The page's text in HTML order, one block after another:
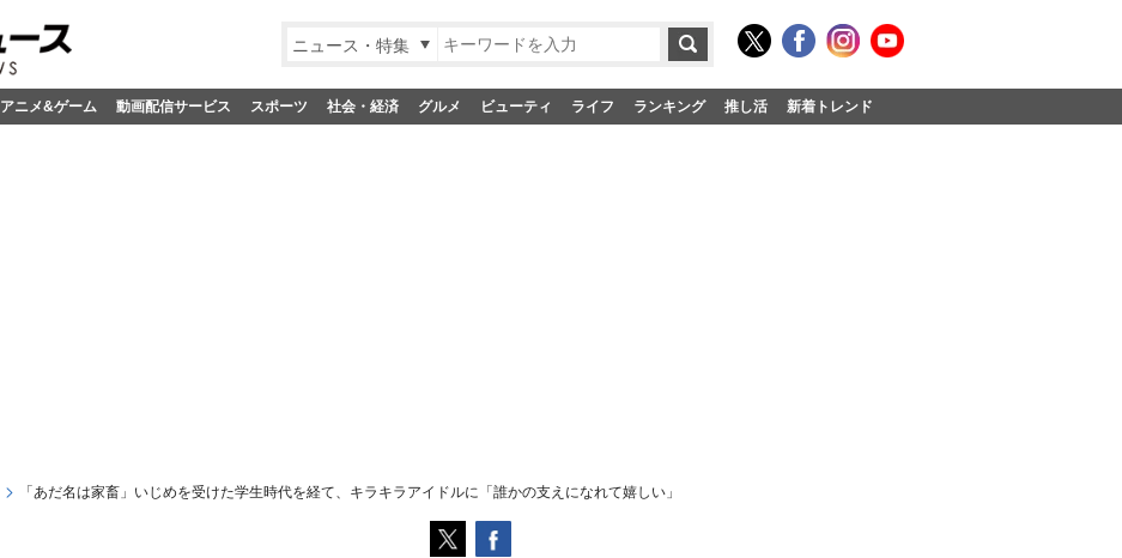
ニュース・特集
アニメ&ゲーム 動画配信サービス スポーツ 社会・経済 グルメ ビューティ ライフ ランキング 推し活 新着トレンド
「あだ名は家畜」いじめを受けた学生時代を経て、キラキラアイドルに「誰かの支えになれて嬉しい」